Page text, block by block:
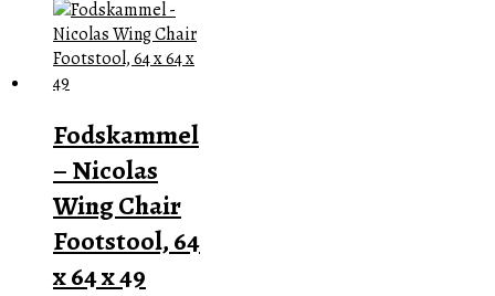
Fodskammel
– Nicolas
Wing Chair
Footstool, 64
x 64 x 49